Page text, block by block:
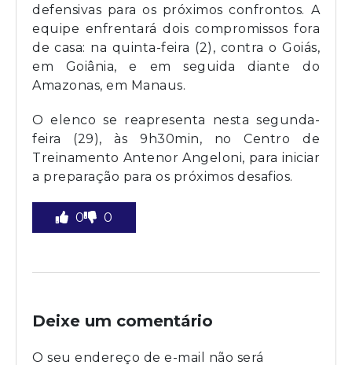
defensivas para os próximos confrontos. A
equipe enfrentará dois compromissos fora
de casa: na quinta-feira (2), contra o Goiás,
em Goiânia, e em seguida diante do
Amazonas, em Manaus.
O elenco se reapresenta nesta segunda-
feira (29), às 9h30min, no Centro de
Treinamento Antenor Angeloni, para iniciar
a preparação para os próximos desafios.
0 0
Deixe um comentário
O seu endereço de e-mail não será